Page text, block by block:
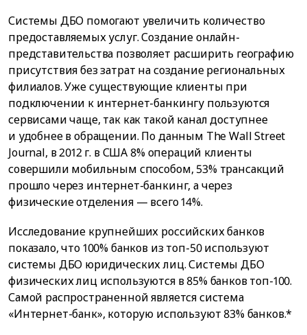
Системы ДБО помогают увеличить количество
предоставляемых услуг. Создание онлайн-
представительства позволяет расширить географию
присутствия без затрат на создание региональных
филиалов. Уже существующие клиенты при
подключении к интернет-банкингу пользуются
сервисами чаще, так как такой канал доступнее
и удобнее в обращении. По данным The Wall Street
Journal, в 2012 г. в США 8% операций клиенты
совершили мобильным способом, 53% трансакций
прошло через интернет-банкинг, а через
физические отделения — всего 14%.
Исследование крупнейших российских банков
показало, что 100% банков из топ-50 используют
системы ДБО юридических лиц. Системы ДБО
физических лиц используются в 85% банков топ-100.
Самой распространенной является система
«Интернет-банк», которую используют 83% банков.*